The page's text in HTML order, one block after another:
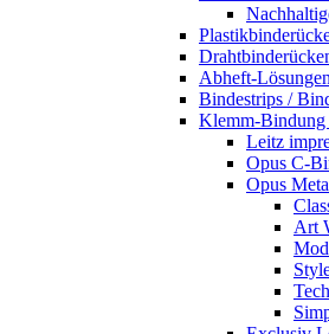
Abheft-Lösungen
Bindestrips /
Klemm-Bindung
Leitz
Opus C-
Opus
Art